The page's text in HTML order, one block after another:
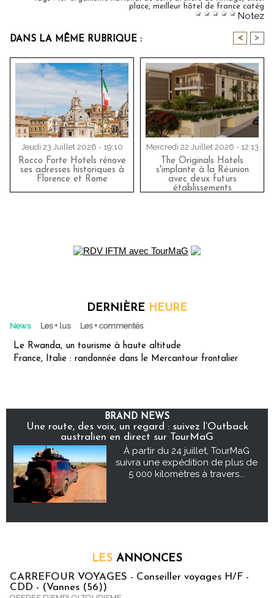
place meilleur hôtel de france catég
Notez
DANS LA MÊME RUBRIQUE : < >
Jeudi 23 Juillet 2026 - 19:10
Rocco Forte Hotels rénove
ses adresses historiques à
Florence et Rome
Mercredi 22 Juillet 2026 - 12:13
The Originals Hotels
s'implante à la Réunion
avec deux futurs
établissements
DERNIÈRE HEURE
News Les + lus Les + commentés
Le Rwanda, un tourisme à haute altitude
France, Italie : randonnée dans le Mercantour frontalier
BRAND NEWS
Une route, des voix, un regard : suivez l’Outback
australien en direct sur TourMaG
À partir du 24 juillet, TourMaG
suivra une expédition de plus de
5 000 kilomètres à travers...
LES ANNONCES
CARREFOUR VOYAGES - Conseiller voyages H/F -
CDD - (Vannes (56))